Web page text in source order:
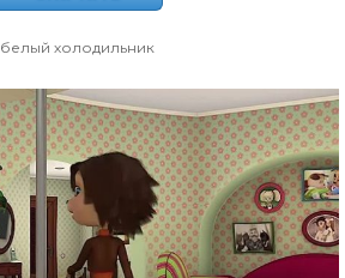
белый холодильник